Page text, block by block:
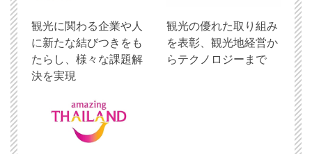
観光に関わる企業や人
に新たな結びつきをも
たらし、様々な課題解
決を実現
観光の優れた取り組み
を表彰、観光地経営か
らテクノロジーまで